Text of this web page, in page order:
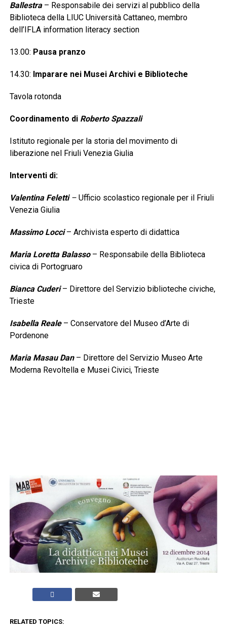
Ballestra– Responsabile dei servizi al pubblico della
Biblioteca della LIUC Università Cattaneo, membro
dell’IFLA information literacy section
13.00: Pausa pranzo
14.30: Imparare nei Musei Archivi e Biblioteche
Tavola rotonda
Coordinamento di Roberto Spazzali
Istituto regionale per la storia del movimento di
liberazione nel Friuli Venezia Giulia
Interventi di:
Valentina Feletti–Ufficio scolastico regionale per il Friuli
Venezia Giulia
Massimo Locci– Archivista esperto di didattica
Maria Loretta Balasso– Responsabile della Biblioteca
civica di Portogruaro
Bianca Cuderi – Direttore del Servizio biblioteche civiche,
Trieste
Isabella Reale– Conservatore del Museo d’Arte di
Pordenone
Maria Masau Dan– Direttore del Servizio Museo Arte
Moderna Revoltella e Musei Civici, Trieste
RELATED TOPICS: